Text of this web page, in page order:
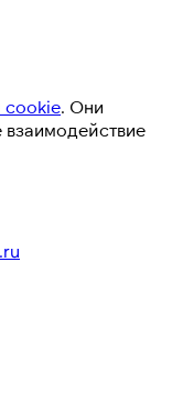
. Они
взаимодействие